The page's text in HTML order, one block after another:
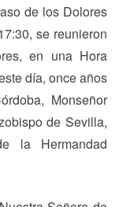
de los Dolores
se reunieron
en una Hora
día, once años
Monseñor
de Sevilla,
la Hermandad